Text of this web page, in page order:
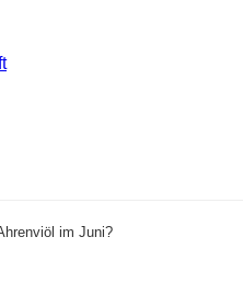
im Juni?